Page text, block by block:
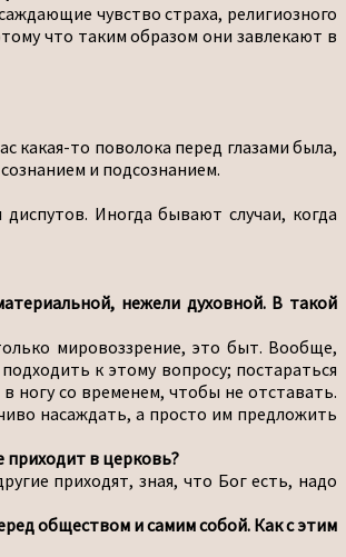
чувство страха, религиозного
что таким образом они завлекают в
какая-то поволока перед глазами была,
и подсознанием.
Иногда бывают случаи, когда
нежели духовной. В такой
мировоззрение, это быт. Вообще,
к этому вопросу; постараться
со временем, чтобы не отставать.
насаждать, а просто им предложить
приходит в церковь?
приходят, зная, что Бог есть, надо
обществом и самим собой. Как с этим